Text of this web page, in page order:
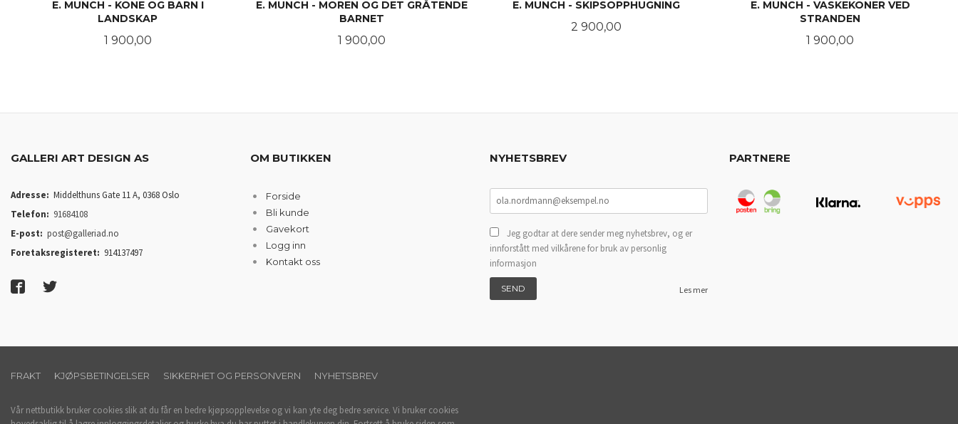
E. MUNCH - KONE OG BARN I
LANDSKAP
Pris
1 900,00
E. MUNCH - MOREN OG DET GRÅTENDE
BARNET
Pris
1 900,00
E. MUNCH - SKIPSOPPHUGNING
Pris
2 900,00
E. MUNCH - VASKEKONER VED
STRANDEN
Pris
1 900,00
GALLERI ART DESIGN AS
Adresse: Middelthuns Gate 11 A, 0368 Oslo
Telefon: 91684108
E-post: post@galleriad.no
Foretaksregisteret: 914137497
OM BUTIKKEN
Forside
Bli kunde
Gavekort
Logg inn
Kontakt oss
NYHETSBREV
Jeg godtar at dere sender meg nyhetsbrev, og er
innforstått med vilkårene for bruk av personlig
informasjon
Les mer
PARTNERE
FRAKT KJØPSBETINGELSER SIKKERHET OG PERSONVERN NYHETSBREV
Vår nettbutikk bruker cookies slik at du får en bedre kjøpsopplevelse og vi kan yte deg bedre service. Vi bruker cookies